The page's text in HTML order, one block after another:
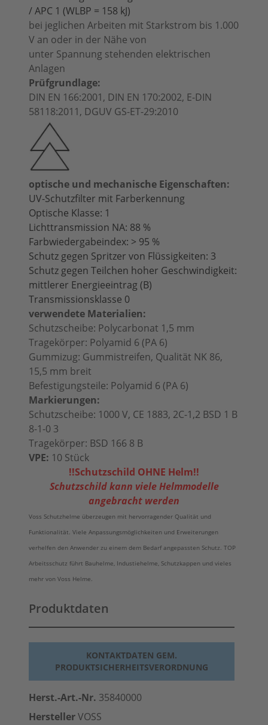
/ APC 1 (WLBP = 158 kJ)
bei jeglichen Arbeiten mit Starkstrom bis 1.000
V an oder in der Nähe von
unter Spannung stehenden elektrischen
Anlagen
Prüfgrundlage:
DIN EN 166:2001, DIN EN 170:2002, E-DIN
58118:2011, DGUV GS-ET-29:2010
optische und mechanische Eigenschaften:
UV-Schutzfilter mit Farberkennung
Optische Klasse: 1
Lichttransmission NA: 88 %
Farbwiedergabeindex: > 95 %
Schutz gegen Spritzer von Flüssigkeiten: 3
Schutz gegen Teilchen hoher Geschwindigkeit:
mittlerer Energieeintrag (B)
Transmissionsklasse 0
verwendete Materialien:
Schutzscheibe: Polycarbonat 1,5 mm
Tragekörper: Polyamid 6 (PA 6)
Gummizug: Gummistreifen, Qualität NK 86,
15,5 mm breit
Befestigungsteile: Polyamid 6 (PA 6)
Markierungen:
Schutzscheibe: 1000 V, CE 1883, 2C-1,2 BSD 1 B
8-1-0 3
Tragekörper: BSD 166 8 B
VPE: 10 Stück
!!Schutzschild OHNE Helm!!
Schutzschild kann viele Helmmodelle
angebracht werden
Voss Schutzhelme überzeugen mit hervorragender Qualität und
Funktionalität. Viele Anpassungsmöglichkeiten und Erweiterungen
verhelfen den Anwender zu einem dem Bedarf angepassten Schutz. TOP
Arbeitsschutz führt Bauhelme, Industiehelme, Schutzkappen und vieles
mehr von Voss Helme.
Produktdaten
KONTAKTDATEN GEM.
PRODUKTSICHERHEITSVERORDNUNG
Herst.-Art.-Nr. 35840000
HerstellerVOSS